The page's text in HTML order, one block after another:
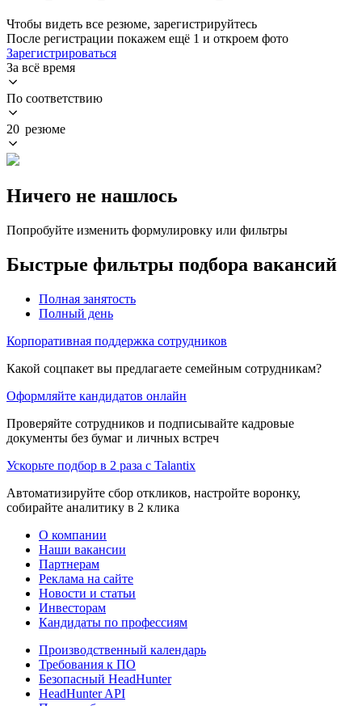
Чтобы видеть все резюме, зарегистрируйтесь
После регистрации покажем ещё 1 и откроем фото
Зарегистрироваться
За всё время
По соответствию
20 резюме
Ничего не нашлось
Попробуйте изменить формулировку или фильтры
Быстрые фильтры подбора вакансий
Полная занятость
Полный день
Корпоративная поддержка сотрудников
Какой соцпакет вы предлагаете семейным сотрудникам?
Оформляйте кандидатов онлайн
Проверяйте сотрудников и подписывайте кадровые
документы без бумаг и личных встреч
Ускорьте подбор в 2 раза с Talantix
Автоматизируйте сбор откликов, настройте воронку,
собирайте аналитику в 2 клика
О компании
Наши вакансии
Партнерам
Реклама на сайте
Новости и статьи
Инвесторам
Кандидаты по профессиям
Производственный календарь
Требования к ПО
Безопасный HeadHunter
HeadHunter API